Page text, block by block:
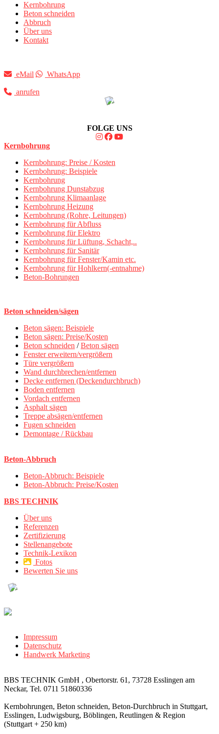
Kernbohrung
Beton schneiden
Abbruch
Über uns
Kontakt
eMail WhatsApp
anrufen
FOLGE UNS
Kernbohrung
Kernbohrung: Preise / Kosten
Kernbohrung: Beispiele
Kernbohrung
Kernbohrung Dunstabzug
Kernbohrung Klimaanlage
Kernbohrung Heizung
Kernbohrung (Rohre, Leitungen)
Kernbohrung für Abfluss
Kernbohrung für Elektro
Kernbohrung für Lüftung, Schacht,..
Kernbohrung für Sanitär
Kernbohrung für Fenster/Kamin etc.
Kernbohrung für Hohlkern(-entnahme)
Beton-Bohrungen
Beton schneiden/sägen
Beton sägen: Beispiele
Beton sägen: Preise/Kosten
Beton schneiden /Beton sägen
Fenster erweitern/vergrößern
Türe vergrößern
Wand durchbrechen/entfernen
Decke entfernen (Deckendurchbruch)
Boden entfernen
Vordach entfernen
Asphalt sägen
Treppe absägen/entfernen
Fugen schneiden
Demontage / Rückbau
Beton-Abbruch
Beton-Abbruch: Beispiele
Beton-Abbruch: Preise/Kosten
BBS TECHNIK
Über uns
Referenzen
Zertifizierung
Stellenangebote
Technik-Lexikon
Fotos
Bewerten Sie uns
Impressum
Datenschutz
Handwerk Marketing
BBS TECHNIK GmbH , Obertorstr. 61, 73728 Esslingen am
Neckar, Tel. 0711 51860336
Kernbohrungen, Beton schneiden, Beton-Durchbruch in Stuttgart,
Esslingen, Ludwigsburg, Böblingen, Reutlingen & Region
(Stuttgart + 250 km)